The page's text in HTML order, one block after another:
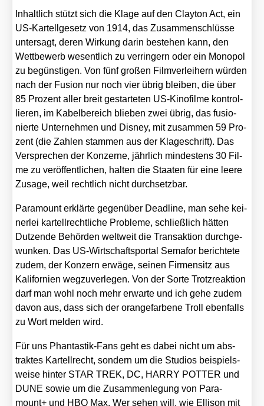
Inhalt­lich stützt sich die Kla­ge auf den Clay­ton Act, ein
US-Kar­tell­ge­setz von 1914, das Zusam­men­schlüs­se
unter­sagt, deren Wir­kung dar­in bestehen kann, den
Wett­be­werb wesent­lich zu ver­rin­gern oder ein Mono­pol
zu begüns­ti­gen. Von fünf gro­ßen Film­ver­lei­hern wür­den
nach der Fusi­on nur noch vier übrig blei­ben, die über
85 Pro­zent aller breit gestar­te­ten US-Kino­fil­me kon­trol­
lie­ren, im Kabel­be­reich blie­ben zwei übrig, das fusio­
nier­te Unter­neh­men und Dis­ney, mit zusam­men 59 Pro­
zent (die Zah­len stam­men aus der Kla­ge­schrift). Das
Ver­spre­chen der Kon­zer­ne, jähr­lich min­des­tens 30 Fil­
me zu ver­öf­fent­li­chen, hal­ten die Staa­ten für eine lee­re
Zusa­ge, weil recht­lich nicht durch­setz­bar.
Para­mount erklär­te gegen­über Dead­line, man sehe kei­
ner­lei kar­tell­recht­li­che Pro­ble­me, schließ­lich hät­ten
Dut­zen­de Behör­den welt­weit die Trans­ak­ti­on durch­ge­
wun­ken. Das US-Wirt­schafts­por­tal Sema­for berich­te­te
zudem, der Kon­zern erwä­ge, sei­nen Fir­men­sitz aus
Kali­for­ni­en weg­zu­ver­le­gen. Von der Sor­te Trotz­re­ak­ti­on
darf man wohl noch mehr erwar­te und ich gehe zudem
davon aus, dass sich der oran­ge­far­be­ne Troll eben­falls
zu Wort mel­den wird.
Für uns Phan­tas­tik-Fans geht es dabei nicht um abs­
trak­tes Kar­tell­recht, son­dern um die Stu­di­os bei­spiels­
wei­se hin­ter STAR TREK, DC, HARRY POTTER und
DUNE sowie um die Zusam­men­le­gung von Para­
mount+ und HBO Max. Wer sehen will, wie Elli­son mit